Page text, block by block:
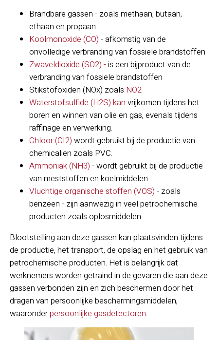
Brandbare gassen - zoals methaan, butaan,
ethaan en propaan
Koolmonoxide (CO) - afkomstig van de
onvolledige verbranding van fossiele brandstoffen
Zwaveldioxide (SO2) -is een bijproduct van de
verbranding van fossiele brandstoffen
Stikstofoxiden (NOx) zoals NO2
Waterstofsulfide (H2S) kan vrijkomen tijdens het
boren en winnen van olie en gas, evenals tijdens
raffinage en verwerking.
Chloor (CI2) wordt gebruikt bij de productie van
chemicaliën zoals PVC.
Ammoniak (NH3) - wordt gebruikt bij de productie
van meststoffen en koelmiddelen
Vluchtige organische stoffen (VOS) - zoals
benzeen - zijn aanwezig in veel petrochemische
producten zoals oplosmiddelen.
Blootstelling aan deze gassen kan plaatsvinden tijdens
de productie, het transport, de opslag en het gebruik van
petrochemische producten. Het is belangrijk dat
werknemers worden getraind in de gevaren die aan deze
gassen verbonden zijn en zich beschermen door het
dragen van persoonlijke beschermingsmiddelen,
waaronderpersoonlijke gasdetectoren.